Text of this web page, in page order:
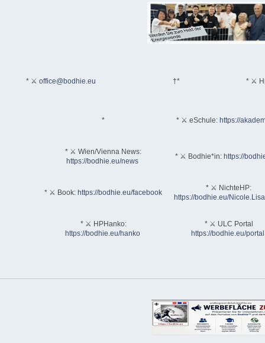
* ⚔ office@bodhie.eu †* * ⚔
* * ⚔ eSchule: https://
* ⚔ Wien/Vienna News:
https://bodhie.eu/news
* ⚔ Bodhie*in: https://
* ⚔ Book: https://bodhie.eu/facebook
* ⚔ NichteHP:
https://bodhie.eu/
* ⚔ HPHanko:
https://bodhie.eu/hanko
* ⚔ ULC Portal
https://bodhie.eu/portal